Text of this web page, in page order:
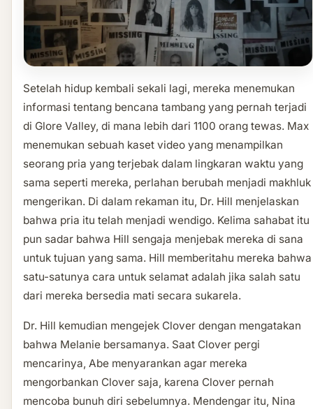
Setelah hidup kembali sekali lagi, mereka menemukan
informasi tentang bencana tambang yang pernah terjadi
di Glore Valley, di mana lebih dari 1100 orang tewas. Max
menemukan sebuah kaset video yang menampilkan
seorang pria yang terjebak dalam lingkaran waktu yang
sama seperti mereka, perlahan berubah menjadi makhluk
mengerikan. Di dalam rekaman itu, Dr. Hill menjelaskan
bahwa pria itu telah menjadi wendigo. Kelima sahabat itu
pun sadar bahwa Hill sengaja menjebak mereka di sana
untuk tujuan yang sama. Hill memberitahu mereka bahwa
satu-satunya cara untuk selamat adalah jika salah satu
dari mereka bersedia mati secara sukarela.
Dr. Hill kemudian mengejek Clover dengan mengatakan
bahwa Melanie bersamanya. Saat Clover pergi
mencarinya, Abe menyarankan agar mereka
mengorbankan Clover saja, karena Clover pernah
mencoba bunuh diri sebelumnya. Mendengar itu, Nina